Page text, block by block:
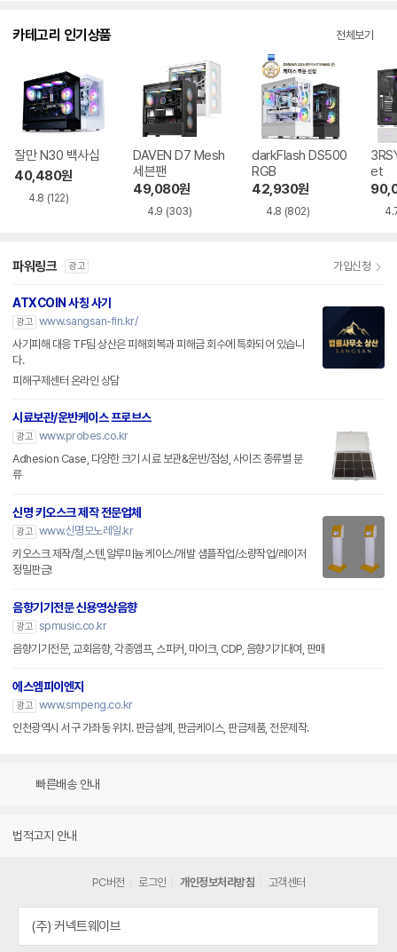
카테고리 인기상품 전체보기
잘만 N30 백사십
40,480원
4.8 (122)
DAVEN D7 Mesh
세븐팬
49,080원
4.9 (303)
darkFlash DS500
RGB
42,930원
4.8 (802)
et
파워링크 광고 가입신청
ATXCOIN 사칭 사기
광고 www.sangsan-fin.kr/
사기피해 대응 TF팀 상산은 피해회복과 피해금 회수에 특화되어 있습니
다.
피해구제센터 온라인 상담
시료보관/운반케이스 프로브스
광고 www.probes.co.kr
Adhesion Case, 다양한 크기 시료 보관&운반/점성, 사이즈 종류별 분
류
신명 키오스크 제작 전문업체
광고 www.신명모노레일.kr
키오스크 제작/철,스텐,알루미늄 케이스/개발 샘플작업/소량작업/레이저
정밀판금!
음향기기전문 신용영상음향
광고 spmusic.co.kr
음향기기전문, 교회음향, 각종앰프, 스피커, 마이크, CDP, 음향기기대여, 판매
에스엠피이엔지
광고 www.smpeng.co.kr
인천광역시 서구 가좌동 위치. 판금설계, 판금케이스, 판금제품, 전문제작.
빠른배송 안내
법적고지 안내
PC버전 로그인 개인정보처리방침 고객센터
(주) 커넥트웨이브